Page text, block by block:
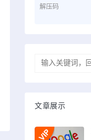
解压码
文章展示